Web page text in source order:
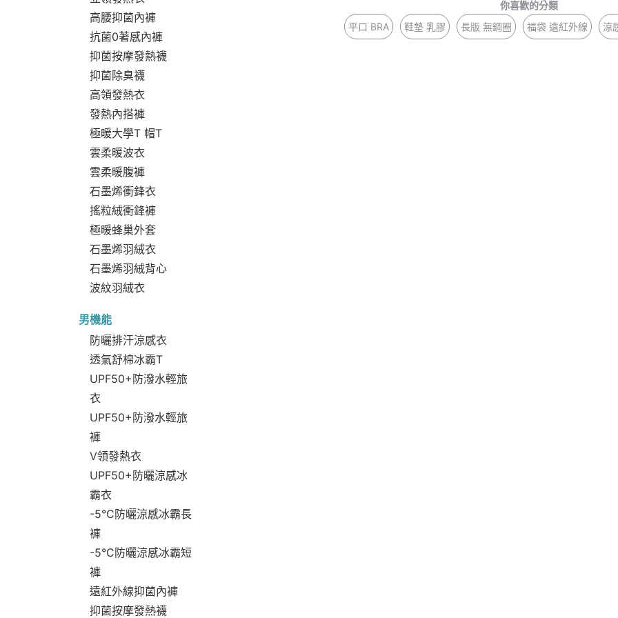
高腰抑菌內褲
抗菌0著感內褲
抑菌按摩發熱襪
抑菌除臭襪
高領發熱衣
發熱內搭褲
極暖大學T 帽T
雲柔暖波衣
雲柔暖腹褲
石墨烯衝鋒衣
搖粒絨衝鋒褲
極暖蜂巢外套
石墨烯羽絨衣
石墨烯羽絨背心
波紋羽絨衣
男機能
防曬排汗涼感衣
透氣舒棉冰霸T
UPF50+防潑水輕旅
衣
UPF50+防潑水輕旅
褲
V領發熱衣
UPF50+防曬涼感冰
霸衣
-5°C防曬涼感冰霸長
褲
-5°C防曬涼感冰霸短
褲
遠紅外線抑菌內褲
抑菌按摩發熱襪
你喜歡的分類
平口 BRA
鞋墊 乳膠 長版 無鋼圈 福袋 遠紅外線 涼